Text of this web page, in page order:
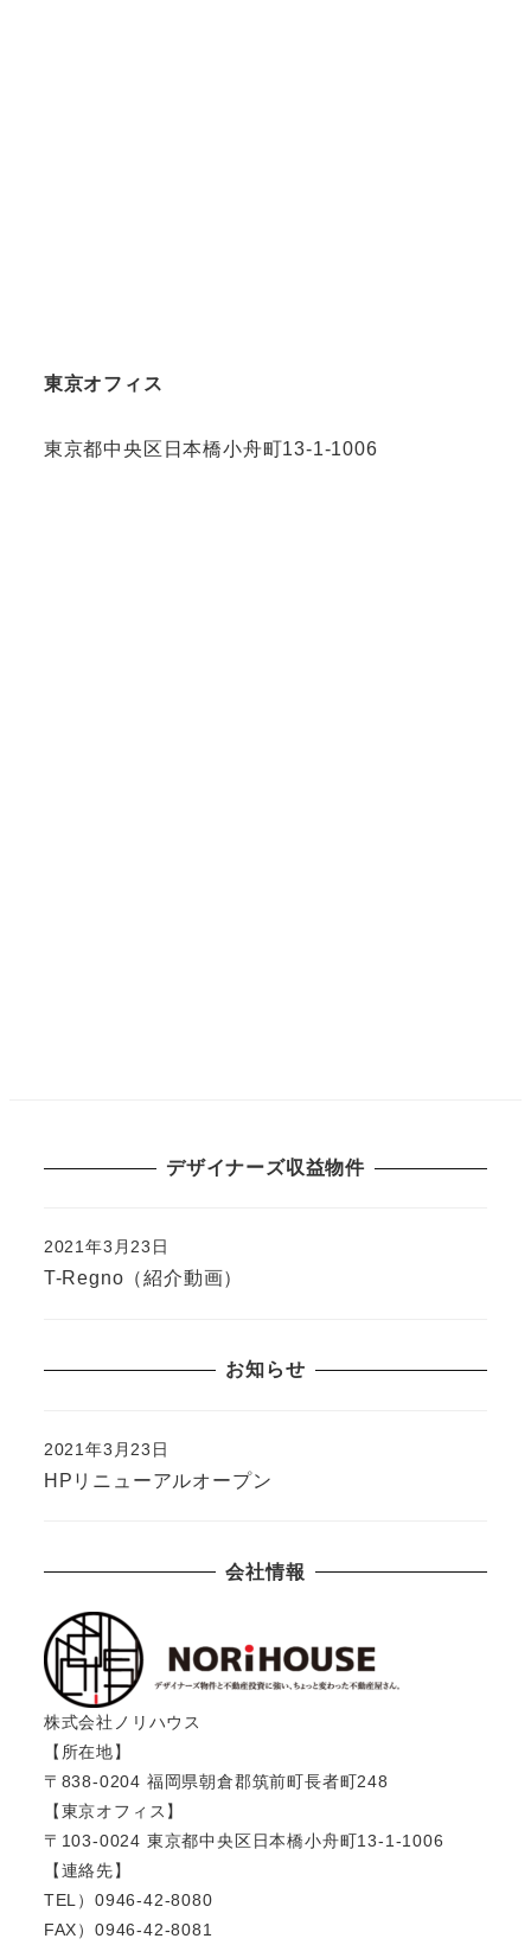
東京オフィス
東京都中央区日本橋小舟町13-1-1006
デザイナーズ収益物件
T-Regno（紹介動画）
2021年3月23日
お知らせ
HPリニューアルオープン
2021年3月23日
会社情報
株式会社ノリハウス
【所在地】
〒838-0204 福岡県朝倉郡筑前町長者町248
【東京オフィス】
〒103-0024 東京都中央区日本橋小舟町13-1-1006
【連絡先】
TEL）0946-42-8080
FAX）0946-42-8081